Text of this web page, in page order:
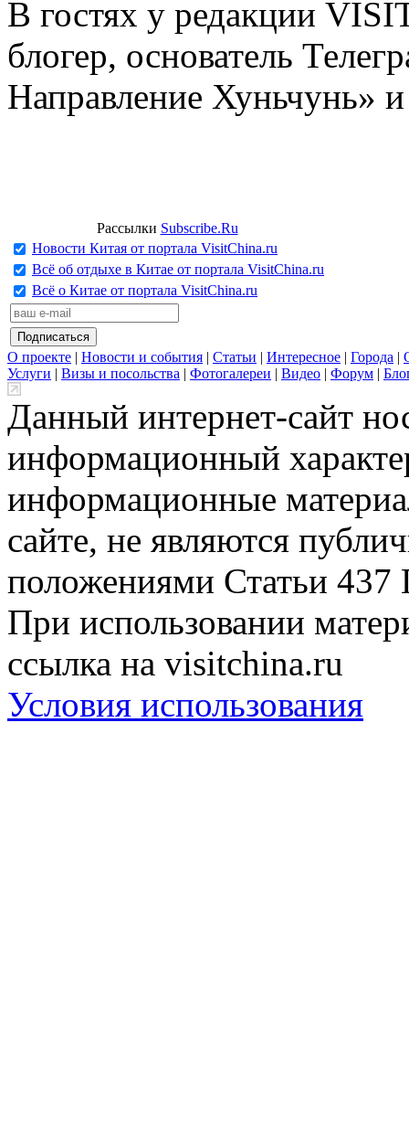
В гостях у редакции
блогер, основатель
Направление Хуньчунь»
Рассылки Subscribe.Ru
Новости Китая от портала VisitChina.ru
Всё об отдыхе в Китае от портала VisitChina.ru
Всё о Китае от портала VisitChina.ru
О проекте | Новости и события | Статьи | Интересное | Города |
Услуги | Визы и посольства | Фотогалереи | Видео | Форум |
Данный интернет-сайт
информационный
информационные
сайте, не являются
положениями Статьи 437
При использовании
ссылка на visitchina.ru
Условия использования